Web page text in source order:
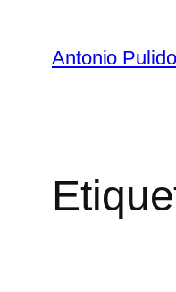
Antonio